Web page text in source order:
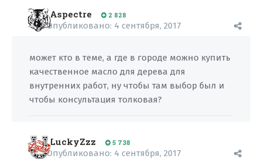
Aspectre 2 828
Опубликовано: 4 сентября, 2017
может кто в теме, а где в городе можно купить
качественное масло для дерева для
внутренних работ, ну чтобы там выбор был и
чтобы консультация толковая?
LuckyZzz 5 738
Опубликовано: 4 сентября, 2017